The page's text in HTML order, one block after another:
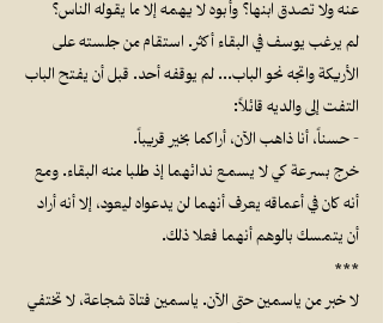
عنه ولا تصدق ابنها؟ وأبوه لا يهمه إلا ما يقوله الناس؟
لم يرغب يوسف في البقاء أكثر. استقام من جلسته على
الأريكة واتجه نحو الباب... لم يوقفه أحد. قبل أن يفتح الباب
التفت إلى والديه قائلاً:
- حسناً، أنا ذاهب الآن، أراكما بخير قريباً.
خرج بسرعة كي لا يسمع ندائهما إذ طلبا منه البقاء. ومع
أنه كان في أعماقه يعرف أنهما لن يدعواه ليعود، إلا أنه أراد
أن يتمسك بالوهم أنهما فعلا ذلك.
***
لا خبر من ياسمين حتى الآن. ياسمين فتاة شجاعة، لا تختفي